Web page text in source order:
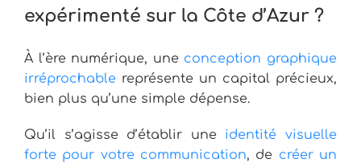
expérimenté sur la Côte d’Azur ?
À l’ère numérique, une conception graphique
irréprochablereprésente un capital précieux,
bien plus qu’une simple dépense.
Qu’il s’agisse d’établir une identité visuelle
forte pour votre communication, de créer un